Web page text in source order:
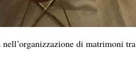
di matrimoni tra